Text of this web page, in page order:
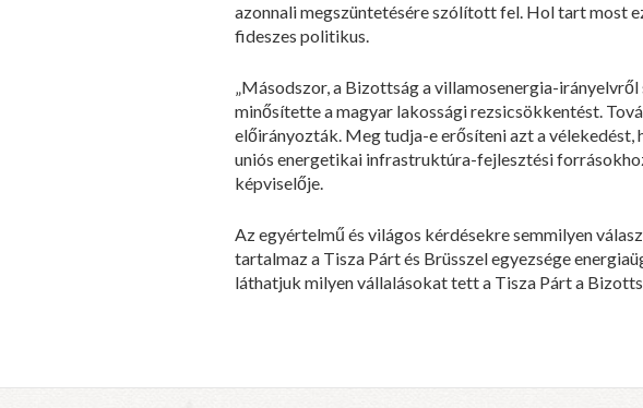
azonnali megszüntetésére szólított fel. Hol tart most
fideszes politikus.
„Másodszor, a Bizottság a villamosenergia-
minősítette a magyar lakossági rezsicsökkentést.
előirányozták. Meg tudja-e erősíteni azt a
uniós energetikai infrastruktúra-fejlesztési
képviselője.
Az egyértelmű és világos kérdésekre semmilyen
tartalmaz a Tisza Párt és Brüsszel egyezsége
láthatjuk milyen vállalásokat tett a Tisza Párt a